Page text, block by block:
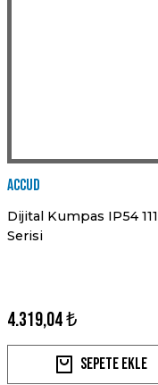
Accud
Dijital Kumpas IP54 111
Serisi
4.319,04 ₺
Sepete Ekle